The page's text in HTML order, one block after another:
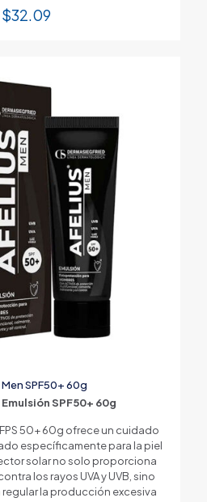
$32.09
SPF50+ 60g
SPF50+ 60g
50+ 60g ofrece un cuidado
específicamente para la piel
solar no solo proporciona
los rayos UVA y UVB, sino
la producción excesiva